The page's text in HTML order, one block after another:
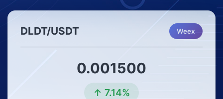
DLDT/USDT Weex
0.001500
↑ 7.14%